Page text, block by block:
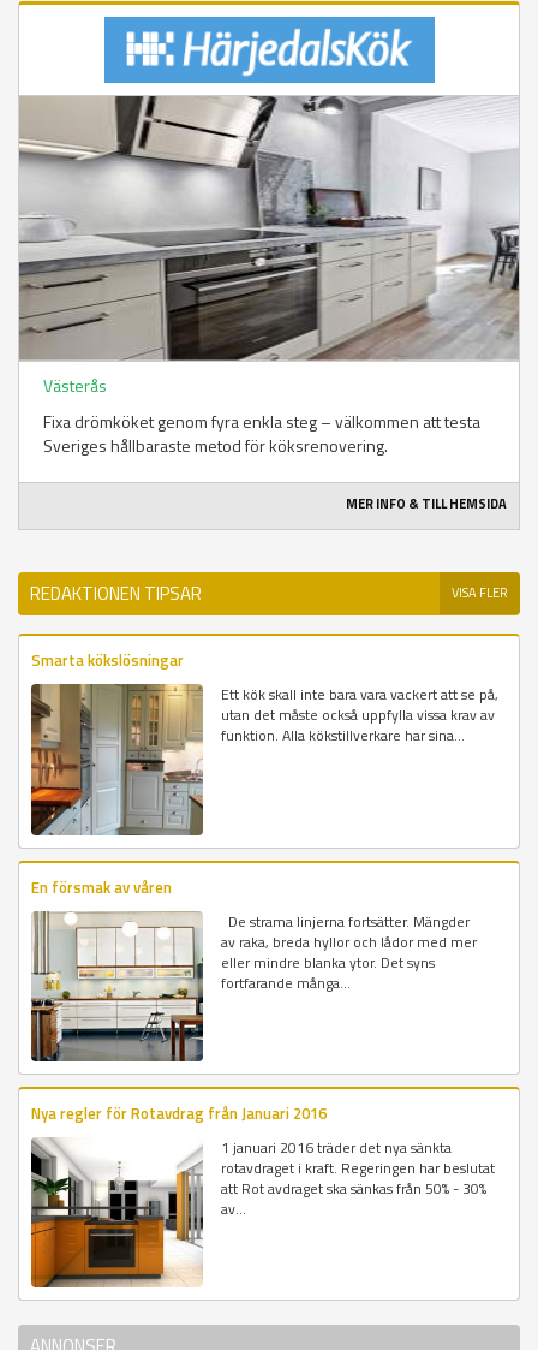
Västerås
Fixa drömköket genom fyra enkla steg – välkommen att testa
Sveriges hållbaraste metod för köksrenovering.
MER INFO & TILL HEMSIDA
REDAKTIONEN TIPSAR VISA FLER
Smarta kökslösningar
Ett kök skall inte bara vara vackert att se på,
utan det måste också uppfylla vissa krav av
funktion. Alla kökstillverkare har sina...
En försmak av våren
De strama linjerna fortsätter. Mängder
av raka, breda hyllor och lådor med mer
eller mindre blanka ytor. Det syns
fortfarande många...
Nya regler för Rotavdrag från Januari 2016
1 januari 2016 träder det nya sänkta
rotavdraget i kraft. Regeringen har beslutat
att Rot avdraget ska sänkas från 50% - 30%
av...